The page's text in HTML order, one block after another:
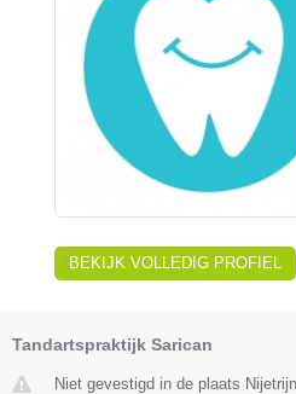
BEKIJK VOLLEDIG PROFIEL
Tandartspraktijk Sarican
Niet gevestigd in de plaats